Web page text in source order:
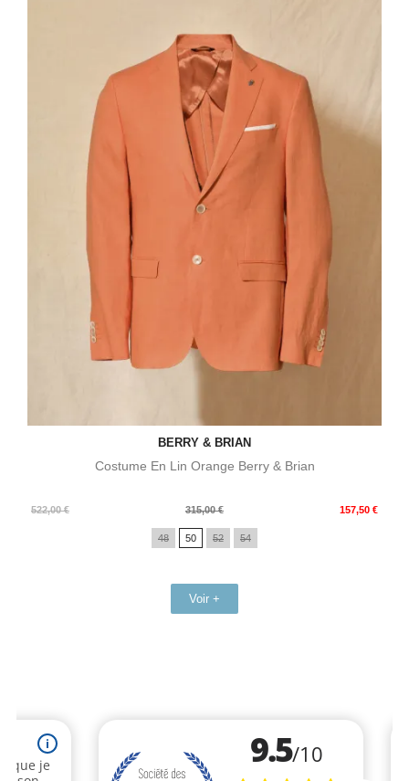
BERRY & BRIAN
Costume En Lin Orange Berry & Brian
522,00 €
Prix
315,00 € 157,50 €
Prix
48 50 52 54
Voir +